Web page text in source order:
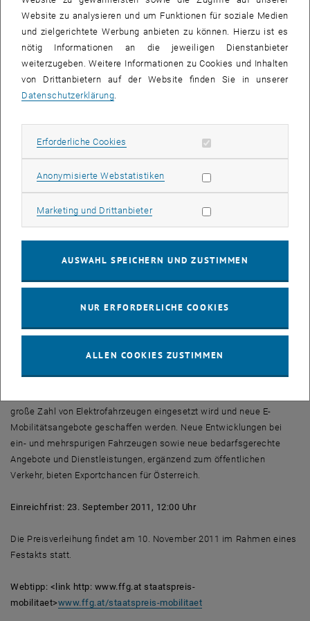
Durch die Einbettung in ein intermodales, mit dem öffentlichen
Verkehr vernetztes, optimiertes Gesamtverkehrssystem soll ein
leistbares und intelligentes Mobilitätssystem der Zukunft
entwickelt werden.
Durch die verstärkte Nutzung erneuerbarer Energiequellen für
Elektromobilität und die Steigerung der Effizienz im
umweltschonende Mobilität soll nachhaltig realisiert werden.
technologische Fortschritt in Österreich gesichert, um so die
Wettbewerbsfähigkeit maßgeblich auszubauen und den
österreichischen Wirtschaftsstandort zu stärken.
Strukturwandel in Österreichs Automobil- und -zulieferindustrie
aktiv begleitet werden.
Technologiekompetenz am Standort Österreich weiterhin forciert
Elektromobilität kann zur Effizienzsteigerung im Verkehr beitragen,
große Zahl von Elektrofahrzeugen eingesetzt wird und neue E-
Mobilitätsangebote geschaffen werden. Neue Entwicklungen bei
ein- und mehrspurigen Fahrzeugen sowie neue bedarfsgerechte
Angebote und Dienstleistungen, ergänzend zum öffentlichen
Verkehr, bieten Exportchancen für Österreich.
Einreichfrist: 23. September 2011, 12:00 Uhr
Die Preisverleihung findet am 10. November 2011 im Rahmen eines
Festakts statt.
Webtipp: <link http: www.ffg.at staatspreis-
mobilitaet>www.ffg.at/staatspreis-mobilitaet
Website zu analysieren und um Funktionen für soziale Medien
und zielgerichtete Werbung anbieten zu können. Hierzu ist es
nötig Informationen an die jeweiligen Dienstanbieter
weiterzugeben. Weitere Informationen zu Cookies und Inhalten
von Drittanbietern auf der Website finden Sie in unserer
Datenschutzerklärung.
Erforderliche Cookies Erforderliche Cookies zulassen
Anonymisierte WebstatistikenStatistik Cookies zulassen
Marketing und DrittanbieterMarketing Cookies zulassen
AUSWAHL SPEICHERN UND ZUSTIMMEN
NUR ERFORDERLICHE COOKIES
ALLEN COOKIES ZUSTIMMEN